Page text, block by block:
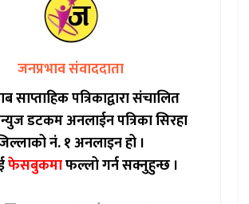
जनप्रभाव संवाददाता
साप्ताहिक पत्रिकाद्वारा संचालित
डटकम अनलाईन पत्रिका सिरहा
नं. १ अनलाइन हो ।
फेसबुकमाफल्लो गर्न सक्नुहुन्छ ।